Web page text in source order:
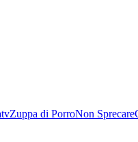
Zuppa di PorroNon Sprecare